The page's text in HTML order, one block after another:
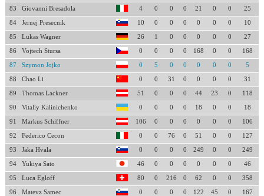
83 Giovanni Bresadola 4 0 0 0 21 0 0 25
84 Jernej Presecnik 10 0 0 0 0 0 0 10
85 Lukas Wagner 26 1 0 0 0 0 0 27
86 Vojtech Stursa 0 0 0 0 168 0 0 168
87 Szymon Jojko 0 5 0 0 0 0 0 5
88 Chao Li 0 0 31 0 0 0 0 31
89 Thomas Lackner 51 0 0 0 44 23 0 118
90 Vitaliy Kalinichenko 0 0 0 0 18 0 0 18
91 Markus Schiffner 106 0 0 0 0 0 0 106
92 Federico Cecon 0 0 76 0 51 0 0 127
93 Jaka Hvala 0 0 0 0 249 0 0 249
94 Yukiya Sato 46 0 0 0 0 0 0 46
95 Luca Egloff 80 0 216 0 62 0 0 358
96 Matevz Samec 0 0 0 0 122 45 0 167